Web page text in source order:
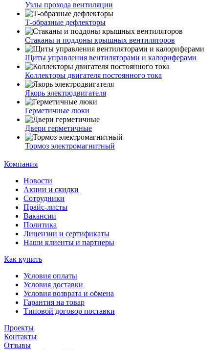
Узлы прохода вентиляции
Т-образные дефлекторы
Стаканы и поддоны крышных вентиляторов
Щиты управления вентиляторами и калориферами
Коллекторы двигателя постоянного тока
Якорь электродвигателя
Герметичные люки
Двери герметичные
Тормоз электромагнитный
Компания
Новости
Акции и скидки
Сотрудники
Прайс-листы
Вакансии
Политика
Лицензии и сертификаты
Наши клиенты и партнеры
Как купить
Условия оплаты
Условия доставки
Условия возврата и обмена
Гарантия на товар
Типовой договор поставки
Проекты
Контакты
Отзывы